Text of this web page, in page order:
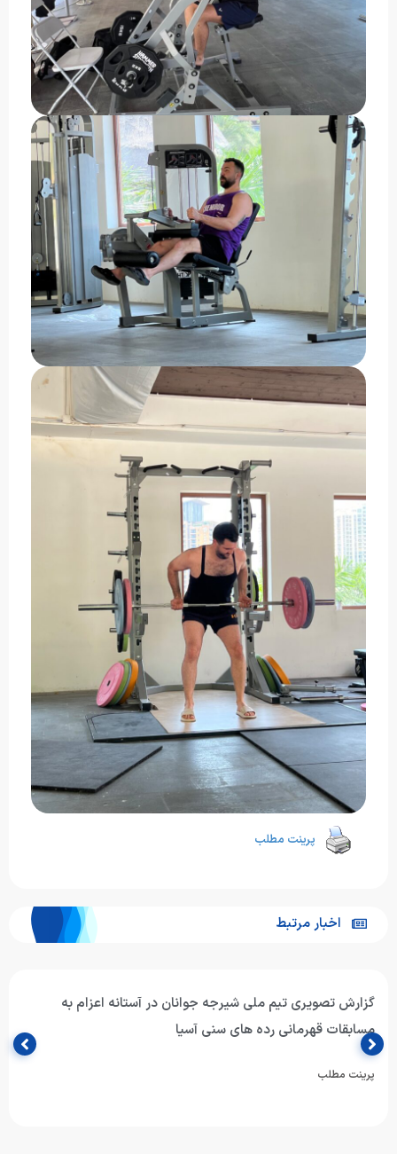
پرینت مطلب
اخبار مرتبط
گزارش تصویری تیم ملی شیرجه جوانان در آستانه اعزام به
مسابقات قهرمانی رده های سنی آسیا
پرینت مطلب